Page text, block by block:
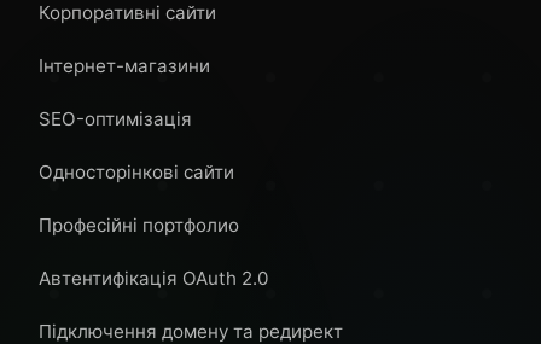
Корпоративні сайти
Інтернет-магазини
SEO-оптимізація
Односторінкові сайти
Професійні портфолио
Автентифікація OAuth 2.0
Підключення домену та редирект